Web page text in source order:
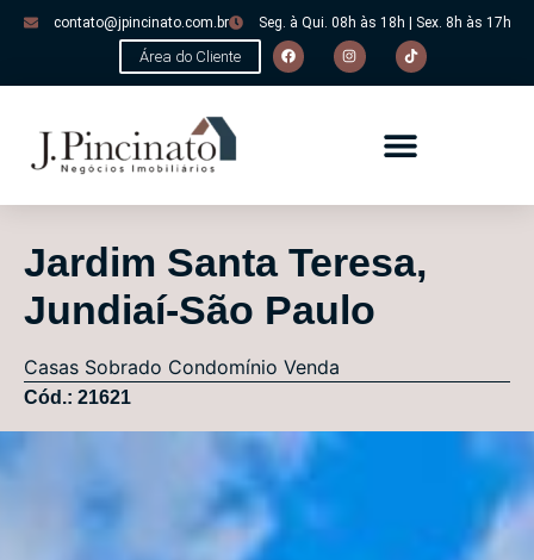
contato@jpincinato.com.br Seg. à Qui. 08h às 18h | Sex. 8h às 17h
Área do Cliente
Jardim Santa Teresa,
Jundiaí-São Paulo
Casas Sobrado Condomínio Venda
Cód.: 21621